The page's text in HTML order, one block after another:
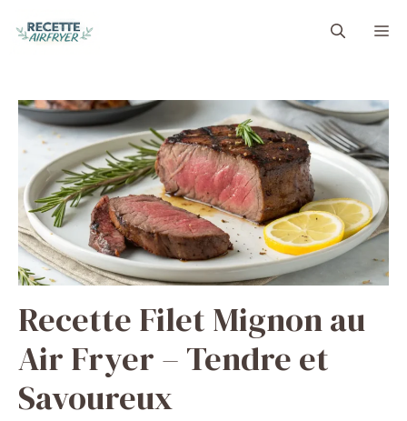
Recette Filet Mignon au
Air Fryer – Tendre et
Savoureux